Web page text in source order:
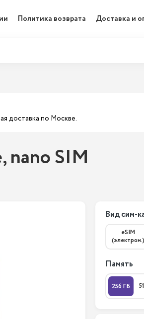
Политика возврата Доставка и
доставка по Москве.
nano SIM
Вид сим-
eSIM
(электрон.)
Память
256 ГБ